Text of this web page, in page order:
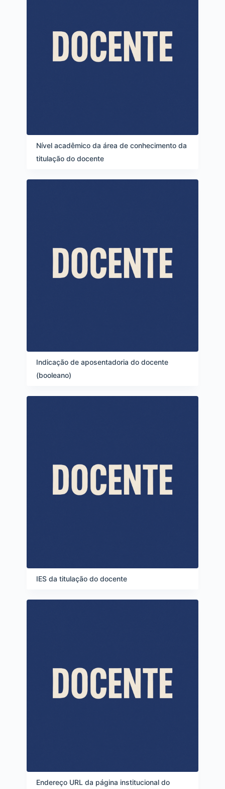
Nível acadêmico da área de conhecimento da
titulação do docente
Indicação de aposentadoria do docente
(booleano)
IES da titulação do docente
Endereço URL da página institucional do